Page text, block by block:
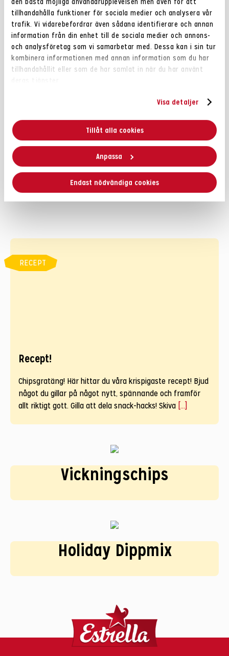
den bästa möjliga användarupplevelsen men även för att
tillhandahålla funktioner för sociala medier och analysera vår
trafik. Vi vidarebefordrar även sådana identifierare och annan
information från din enhet till de sociala medier och annons-
och analysföretag som vi samarbetar med. Dessa kan i sin tur
kombinera informationen med annan information som du har
tillhandahållit eller som de har samlat in när du har använt
Visa detaljer
Tillåt alla cookies
Anpassa
Endast nödvändiga cookies
Kan innehålla spår av MJÖLK. Läs alltid på förpackningen för
aktuell information.
Om Estrella
Relaterat
RECEPT
Recept!
Chipsgratäng! Här hittar du våra krispigaste recept! Bjud
något du gillar på något nytt, spännande och framför
allt riktigt gott. Gilla att dela snack-hacks! Skiva [...]
Vickningschips
Holiday Dippmix